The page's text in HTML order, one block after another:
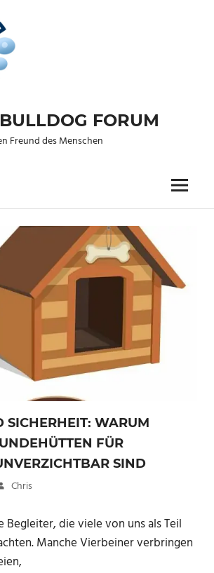
FORUM
Freund des Menschen
Menu
SICHERHEIT: WARUM
FÜR
SIND
Chris
Begleiter, die viele von uns als Teil
Manche Vierbeiner verbringen